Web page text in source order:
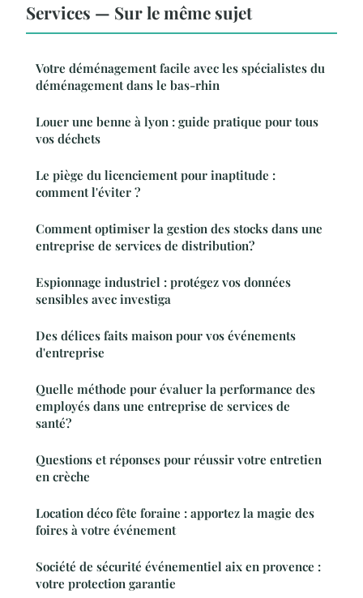
Services — Sur le même sujet
Votre déménagement facile avec les spécialistes du
déménagement dans le bas-rhin
Louer une benne à lyon : guide pratique pour tous
vos déchets
Le piège du licenciement pour inaptitude :
comment l'éviter ?
Comment optimiser la gestion des stocks dans une
entreprise de services de distribution?
Espionnage industriel : protégez vos données
sensibles avec investiga
Des délices faits maison pour vos événements
d'entreprise
Quelle méthode pour évaluer la performance des
employés dans une entreprise de services de
santé?
Questions et réponses pour réussir votre entretien
en crèche
Location déco fête foraine : apportez la magie des
foires à votre événement
Société de sécurité événementiel aix en provence :
votre protection garantie